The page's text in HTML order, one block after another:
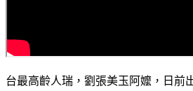
台最高齡人瑞，劉張美玉阿嬤，日前